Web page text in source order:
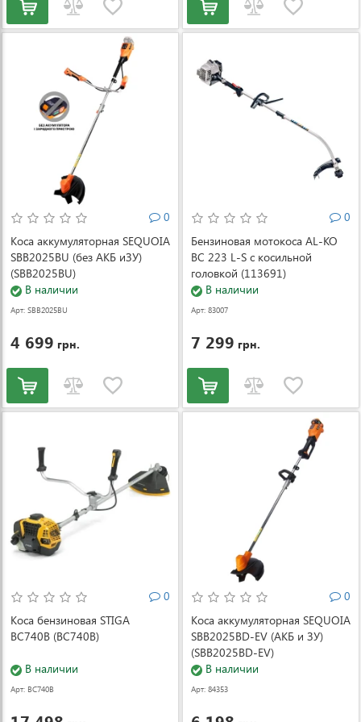
0
Коса аккумуляторная SEQUOIA
SBB2025BU (без АКБ иЗУ)
(SBB2025BU)
В наличии
Арт: SBB2025BU
4 699 грн.
0
Бензиновая мотокоса AL-KO
BC 223 L-S с косильной
головкой (113691)
В наличии
Арт: 83007
7 299 грн.
0
Коса бензиновая STIGA
BC740B (BC740B)
В наличии
Арт: BC740B
0
Коса аккумуляторная SEQUOIA
SBB2025BD-EV (АКБ и ЗУ)
(SBB2025BD-EV)
В наличии
Арт: 84353